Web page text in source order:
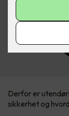
Derfor er
sikkerhet og